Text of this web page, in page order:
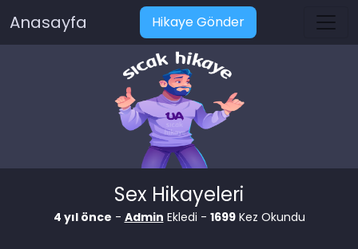
Anasayfa Hikaye Gönder
Sex Hikayeleri
4 yıl önce - Admin Ekledi - 1699Kez Okundu